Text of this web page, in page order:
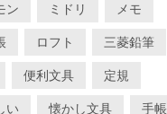
ン ミドリ メモ
ロフト 三菱鉛筆
便利文具 定規
い 懐かし文具 手帳